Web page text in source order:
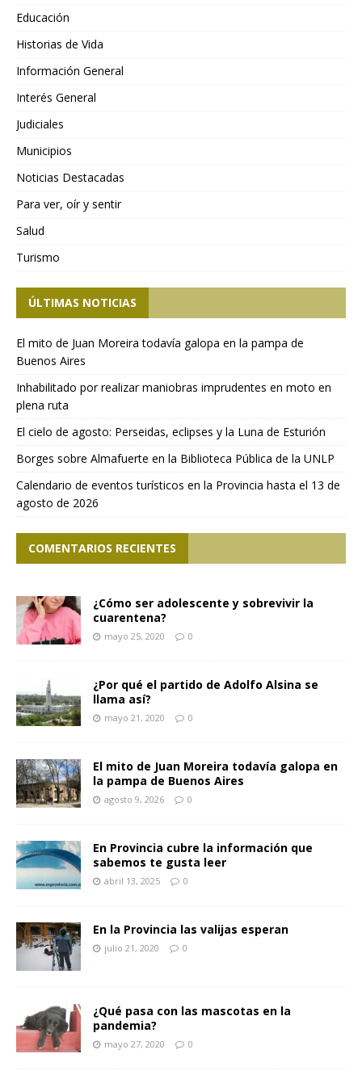
Educación
Historias de Vida
Información General
Interés General
Judiciales
Municipios
Noticias Destacadas
Para ver, oír y sentir
Salud
Turismo
ÚLTIMAS NOTICIAS
El mito de Juan Moreira todavía galopa en la pampa de
Buenos Aires
Inhabilitado por realizar maniobras imprudentes en moto en
plena ruta
El cielo de agosto: Perseidas, eclipses y la Luna de Esturión
Borges sobre Almafuerte en la Biblioteca Pública de la UNLP
Calendario de eventos turísticos en la Provincia hasta el 13 de
agosto de 2026
COMENTARIOS RECIENTES
¿Cómo ser adolescente y sobrevivir la
cuarentena?
mayo 25, 2020 0
¿Por qué el partido de Adolfo Alsina se
llama así?
mayo 21, 2020 0
El mito de Juan Moreira todavía galopa en
la pampa de Buenos Aires
agosto 9, 2026 0
En Provincia cubre la información que
sabemos te gusta leer
abril 13, 2025 0
En la Provincia las valijas esperan
julio 21, 2020 0
¿Qué pasa con las mascotas en la
pandemia?
mayo 27, 2020 0